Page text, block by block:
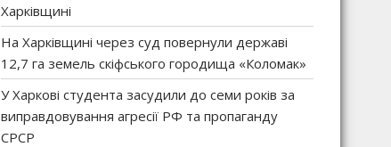
Харківщині
На Харківщині через суд повернули державі
12,7 га земель скіфського городища «Коломак»
У Харкові студента засудили до семи років за
виправдовування агресії РФ та пропаганду
СРСР